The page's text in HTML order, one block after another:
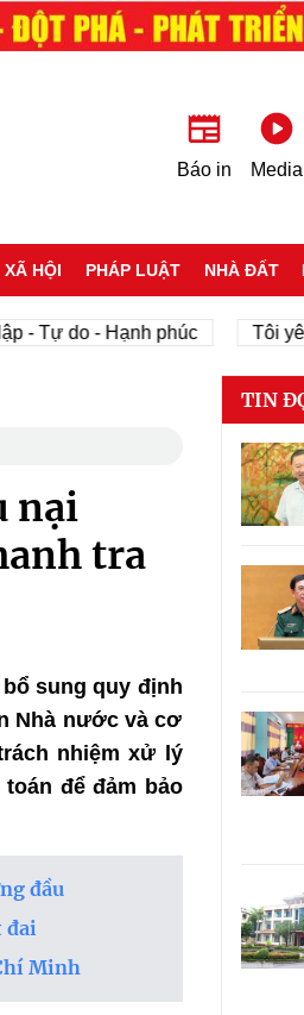
Báo in Media
XÃ HỘI PHÁP LUẬT NHÀ ĐẤT
do - Hạnh phúc Tôi yêu Tổ
nại
tra
sung quy định
Nhà nước và cơ
nhiệm xử lý
để đảm bảo
đầu
đai
Minh
TIN